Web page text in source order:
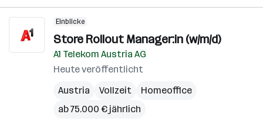
Einblicke
Store Rollout Manager:in (w/m/d)
A1 Telekom Austria AG
Heute veröffentlicht
Austria
Vollzeit
Homeoffice
ab 75.000 € jährlich